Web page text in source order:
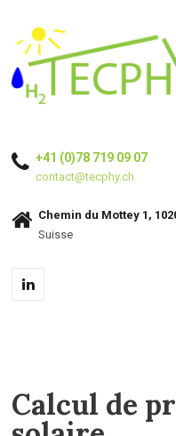
+41 (0)78 719 09 07
contact@tecphy.ch
Chemin du Mottey 1,
Suisse
Calcul de